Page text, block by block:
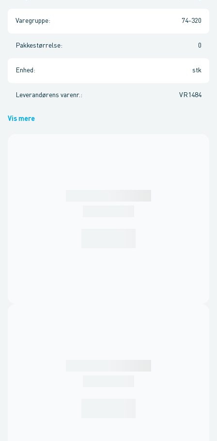
Varegruppe: 74-320
Pakkestørrelse: 0
Enhed : stk
Leverandørens varenr. : VR1484
Vis mere